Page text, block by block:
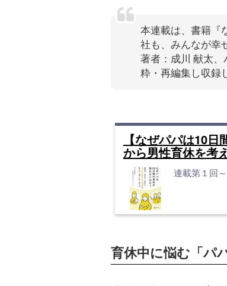
本連載は、書籍『
社も、みんなが幸
著者：成川 献太
粋・再編集し収録
【なぜパパは10
から男性育休を考
連載第１回
育休中に悩む「パ